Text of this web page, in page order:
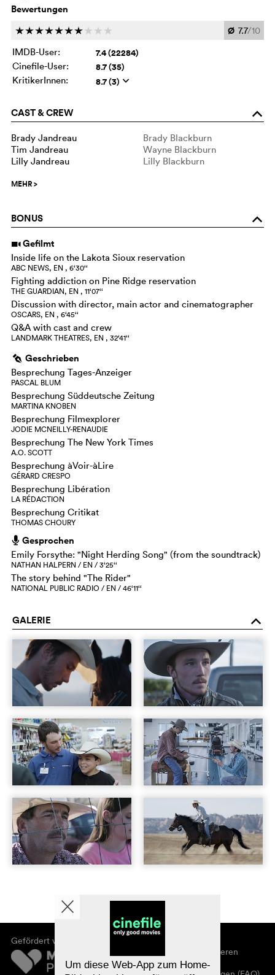
Bewertungen
ccccccc c c c Ø 7.7/10
IMDB-User:
7.4 (22284)
Cinefile-User: 8.7 (35)
KritikerInnen: 8.7 (3) q
CAST & CREW o
Brady Jandreau
Brady Blackburn
Tim Jandreau
Wayne Blackburn
Lilly Jandreau
Lilly Blackburn
MEHR>
BONUS o
i Gefilmt
Inside life on the Lakota Sioux reservation
ABC NEWS, EN , 6‘30‘‘
Fighting addiction on Pine Ridge reservation
THE GUARDIAN, EN , 11‘07‘‘
Discussion with director, main actor and cinematographer
OSCARS, EN , 6‘45‘‘
Q&A with cast and crew
LANDMARK THEATRES, EN , 32‘41‘‘
g Geschrieben
Besprechung Tages-Anzeiger
PASCAL BLUM
Besprechung Süddeutsche Zeitung
MARTINA KNOBEN
Besprechung Filmexplorer
JODIE MCNEILLY-RENAUDIE
Besprechung The New York Times
A.O. SCOTT
Besprechung àVoir-àLire
GÉRARD CRESPO
Besprechung Libération
LA RÉDACTION
Besprechung Critikat
THOMAS CHOURY
h Gesprochen
Emily Forsythe: "Night Herding Song" (from the soundtrack)
NATHAN HALPERN / EN / 3‘25‘‘
The story behind "The Rider"
NATIONAL PUBLIC RADIO / EN / 46‘11‘‘
GALERIE o
Gefördert von
Registrieren/abonnieren
Newsletter
Um diese Web-App zum Home-